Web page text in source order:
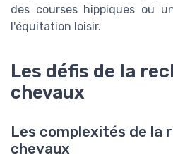
des courses hippiques ou
l'équitation loisir.
Les défis de la
chevaux
Les complexités de la
chevaux